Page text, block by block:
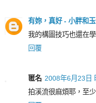
有妳，真好 - 小胖和
我的構圖技巧也還在
回覆
匿名 2008年6月23日
拍溪流很麻煩耶，至